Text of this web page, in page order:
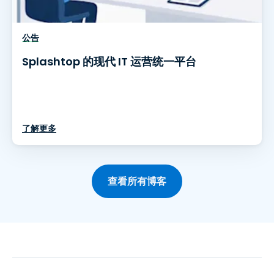
公告
Splashtop 的现代 IT 运营统一平台
了解更多
查看所有博客